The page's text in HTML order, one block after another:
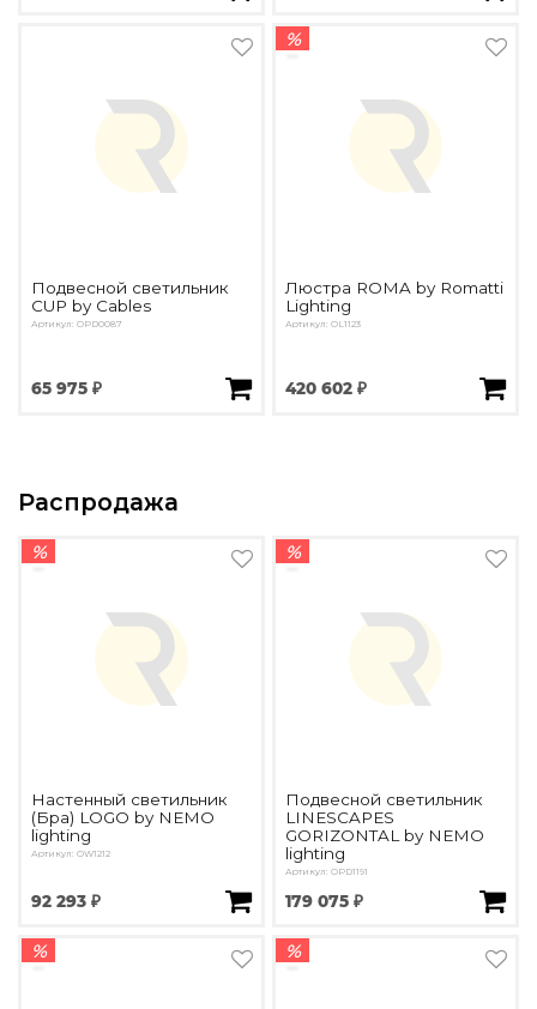
Подвесной светильник
CUP by Cables
Артикул: OPD0087
65 975 ₽
%
Люстра ROMA by Romatti
Lighting
Артикул: OL1123
420 602 ₽
Распродажа
%
Настенный светильник
(Бра) LOGO by NEMO
lighting
Артикул: OW1212
92 293 ₽
%
Подвесной светильник
LINESCAPES
GORIZONTAL by NEMO
lighting
Артикул: OPD1191
179 075 ₽
% %